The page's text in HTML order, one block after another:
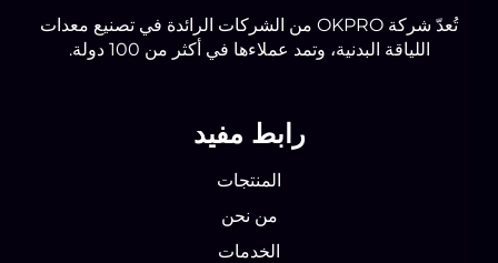
تُعدّ شركة OKPRO من الشركات الرائدة في تصنيع معدات
اللياقة البدنية، وتمد عملاءها في أكثر من 100 دولة.
رابط مفيد
المنتجات
من نحن
الخدمات